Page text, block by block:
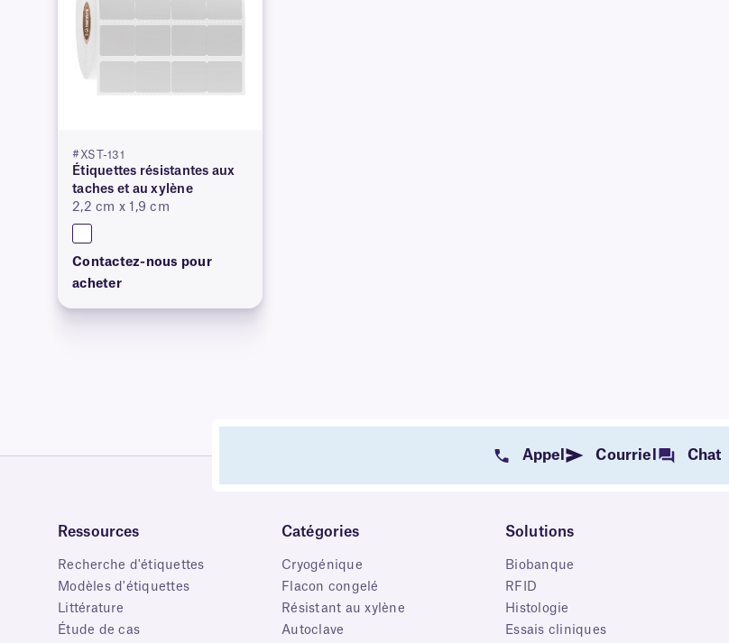
#XST-131
Étiquettes résistantes aux
taches et au xylène
2,2 cm x 1,9 cm
Contactez-nous pour
acheter
Appel Courriel Chat
Ressources
Recherche d'étiquettes
Modèles d'étiquettes
Littérature
Étude de cas
Catégories
Cryogénique
Flacon congelé
Résistant au xylène
Autoclave
Solutions
Biobanque
RFID
Histologie
Essais cliniques